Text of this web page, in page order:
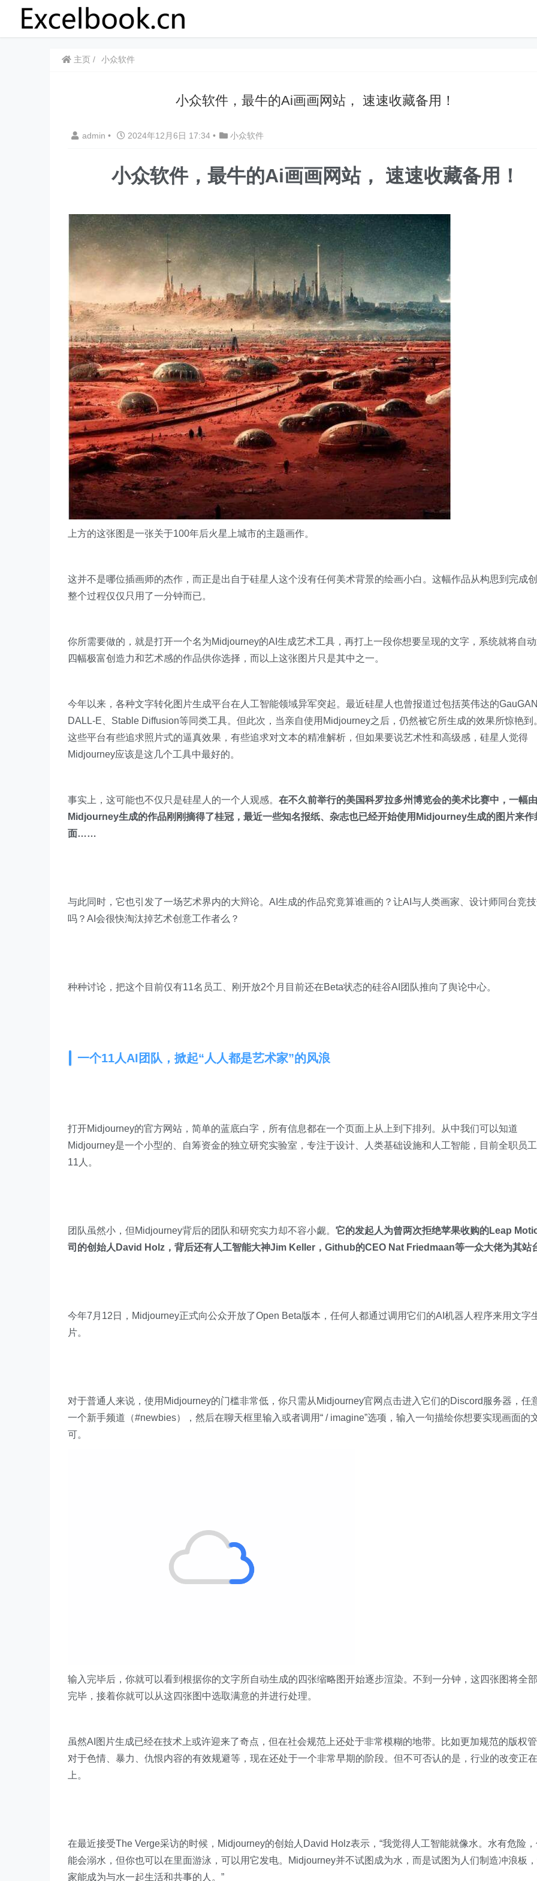
主页 小众软件
小众软件，最牛的Ai画画网站， 速速收藏备用！
admin • 2024年12月6日 17:34 • 小众软件
小众软件， 最牛的Ai画画网站， 速速收藏备用！
上方的这张图是一张关于100年后火星上城市的主题画作。
这并不是哪位插画师的杰作，而正是出自于硅星人这个没有任何美术背景的绘画小白。这幅作品从构思到完成创
整个过程仅仅只用了一分钟而已。
你所需要做的，就是打开一个名为Midjourney的AI生成艺术工具，再打上一段你想要呈现的文字，系统就将自动
四幅极富创造力和艺术感的作品供你选择，而以上这张图片只是其中之一。
今年以来，各种文字转化图片生成平台在人工智能领域异军突起。最近硅星人也曾报道过包括英伟达的
DALL-E、Stable Diffusion等同类工具。但此次，当亲自使用Midjourney之后，仍然被它所生成的效果所惊艳到
这些平台有些追求照片式的逼真效果，有些追求对文本的精准解析，但如果要说艺术性和高级感，硅星人觉得
Midjourney应该是这几个工具中最好的。
事实上，这可能也不仅只是硅星人的一个人观感。 在不久前举行的美国科罗拉多州博览会的美术比赛中，一幅由
Midjourney生成的作品刚刚摘得了桂冠，最近一些知名报纸、杂志也已经开始使用Midjourney生成的图片来作
面……
与此同时，它也引发了一场艺术界内的大辩论。AI生成的作品究竟算谁画的？让AI与人类画家、设计师同台竞
吗？AI会很快淘汰掉艺术创意工作者么？
种种讨论，把这个目前仅有11名员工、刚开放2个月目前还在Beta状态的硅谷AI团队推向了舆论中心。
一个11人AI团队，掀起“人人都是艺术家”的风浪
打开Midjourney的官方网站，简单的蓝底白字，所有信息都在一个页面上从上到下排列。从中我们可以知道
Midjourney是一个小型的、自筹资金的独立研究实验室，专注于设计、人类基础设施和人工智能，目前全职员
11人。
团队虽然小，但Midjourney背后的团队和研究实力却不容小觑。 它的发起人为曾两次拒绝苹果收购的Leap
司的创始人David Holz，背后还有人工智能大神Jim Keller，Github的CEO Nat Friedmaan等一众大佬为其站
今年7月12日，Midjourney正式向公众开放了Open Beta版本，任何人都通过调用它们的AI机器人程序来用文字
片。
对于普通人来说，使用Midjourney的门槛非常低，你只需从Midjourney官网点击进入它们的Discord服务器，任
一个新手频道（#newbies），然后在聊天框里输入或者调用“ / imagine”选项，输入一句描绘你想要实现画面的
可。
输入完毕后，你就可以看到根据你的文字所自动生成的四张缩略图开始逐步渲染。不到一分钟，这四张图将全
完毕，接着你就可以从这四张图中选取满意的并进行处理。
虽然AI图片生成已经在技术上或许迎来了奇点，但在社会规范上还处于非常模糊的地带。比如更加规范的版权管
对于色情、暴力、仇恨内容的有效规避等，现在还处于一个非常早期的阶段。但不可否认的是，行业的改变正
上。
在最近接受The Verge采访的时候，Midjourney的创始人David Holz表示，“我觉得人工智能就像水。水有危险
能会溺水，但你也可以在里面游泳，可以用它发电。Midjourney并不试图成为水，而是试图为人们制造冲浪板
家能成为与水一起生活和共事的人。”